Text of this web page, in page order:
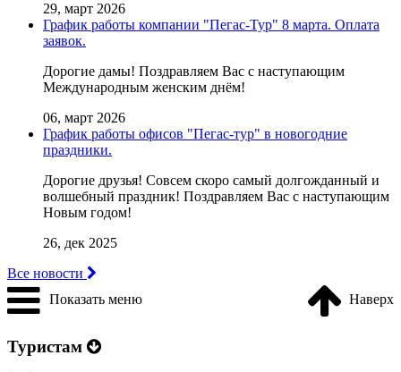
29, март 2026
График работы компании "Пегас-Тур" 8 марта. Оплата
заявок.
Дорогие дамы! Поздравляем Вас с наступающим
Международным женским днём!
06, март 2026
График работы офисов "Пегас-тур" в новогодние
праздники.
Дорогие друзья! Совсем скоро самый долгожданный и
волшебный праздник! Поздравляем Вас с наступающим
Новым годом!
26, дек 2025
Все новости
Показать меню
Наверх
Туристам